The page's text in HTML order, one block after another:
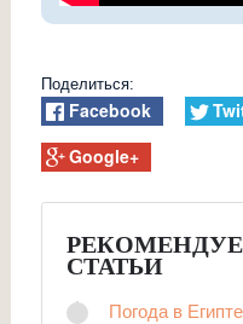
Поделиться:
Facebook
Google+
СТАТЬИ
Погода в